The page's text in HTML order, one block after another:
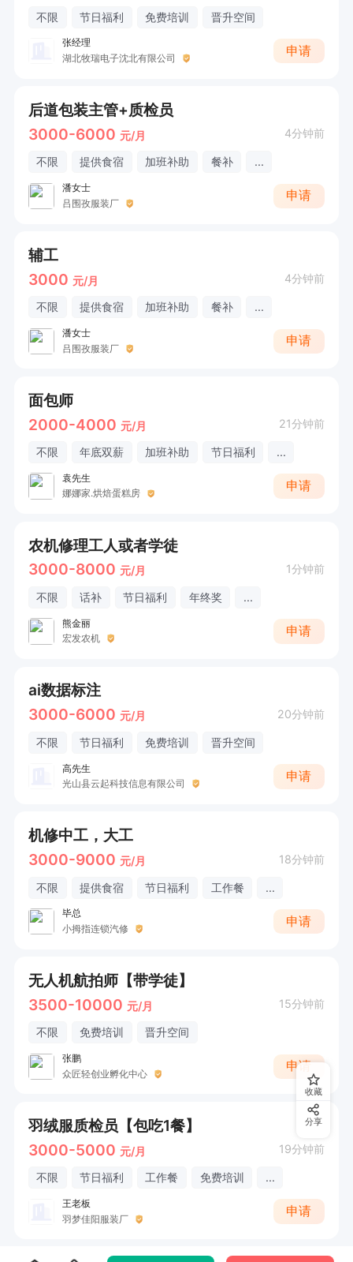
不限 节日福利 免费培训 晋升空间
张经理
湖北牧瑞电子沈北有限公司
申请
后道包装主管+质检员
3000-6000 元/月 4分钟前
不限 提供食宿 加班补助 餐补 ...
潘女士
吕围孜服装厂
申请
辅工
3000 元/月 4分钟前
不限 提供食宿 加班补助 餐补 ...
潘女士
吕围孜服装厂
申请
面包师
2000-4000 元/月 21分钟前
不限 年底双薪 加班补助 节日福利 ...
袁先生
娜娜家.烘焙蛋糕房
申请
农机修理工人或者学徒
3000-8000 元/月 1分钟前
不限 话补 节日福利 年终奖 ...
熊金丽
宏发农机
申请
ai数据标注
3000-6000 元/月 20分钟前
不限 节日福利 免费培训 晋升空间
高先生
光山县云起科技信息有限公司
申请
机修中工，大工
3000-9000 元/月 18分钟前
不限 提供食宿 节日福利 工作餐 ...
毕总
小拇指连锁汽修
申请
无人机航拍师【带学徒】
3500-10000 元/月 15分钟前
不限 免费培训 晋升空间
张鹏
众匠轻创业孵化中心
申请
羽绒服质检员【包吃1餐】
3000-5000 元/月 19分钟前
不限 节日福利 工作餐 免费培训 ...
王老板
羽梦佳阳服装厂
申请
收藏
分享